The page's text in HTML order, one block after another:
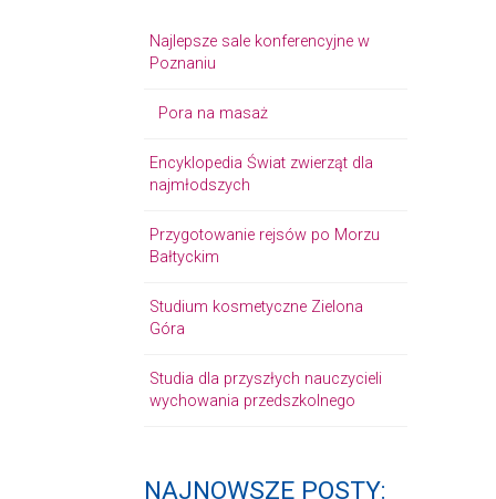
Najlepsze sale konferencyjne w
Poznaniu
Pora na masaż
Encyklopedia Świat zwierząt dla
najmłodszych
Przygotowanie rejsów po Morzu
Bałtyckim
Studium kosmetyczne Zielona
Góra
Studia dla przyszłych nauczycieli
wychowania przedszkolnego
NAJNOWSZE POSTY: